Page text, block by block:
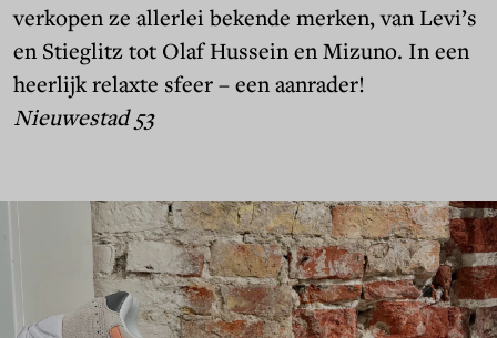
verkopen ze allerlei bekende merken, van Levi’s
en Stieglitz tot Olaf Hussein en Mizuno. In een
heerlijk relaxte sfeer – een aanrader!
Nieuwestad 53